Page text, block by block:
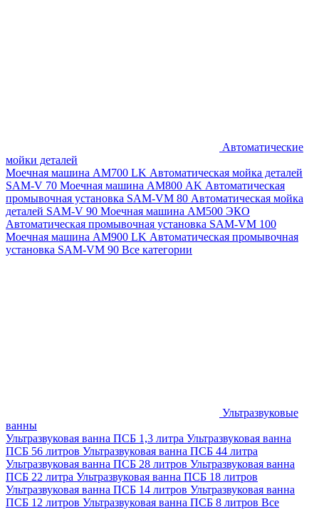
Автоматические
мойки деталей
Моечная машина AM700 LK Автоматическая мойка деталей
SAM-V 70 Моечная машина АМ800 AK Автоматическая
промывочная установка SAM-VM 80 Автоматическая мойка
деталей SAM-V 90 Моечная машина АМ500 ЭКО
Автоматическая промывочная установка SAM-VM 100
Моечная машина AM900 LK Автоматическая промывочная
установка SAM-VM 90 Все категории
Ультразвуковые
ванны
Ультразвуковая ванна ПСБ 1,3 литра Ультразвуковая ванна
ПСБ 56 литров Ультразвуковая ванна ПСБ 44 литра
Ультразвуковая ванна ПСБ 28 литров Ультразвуковая ванна
ПСБ 22 литра Ультразвуковая ванна ПСБ 18 литров
Ультразвуковая ванна ПСБ 14 литров Ультразвуковая ванна
ПСБ 12 литров Ультразвуковая ванна ПСБ 8 литров Все